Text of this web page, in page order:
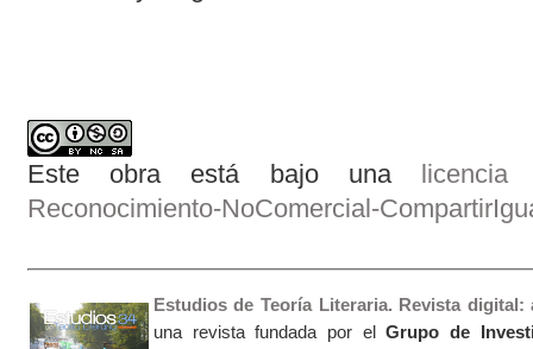
Este obra está bajo una
Reconocimiento-NoComercial-
Estudios de Teoría Literaria. Revista
una revista fundada por elGrupo de